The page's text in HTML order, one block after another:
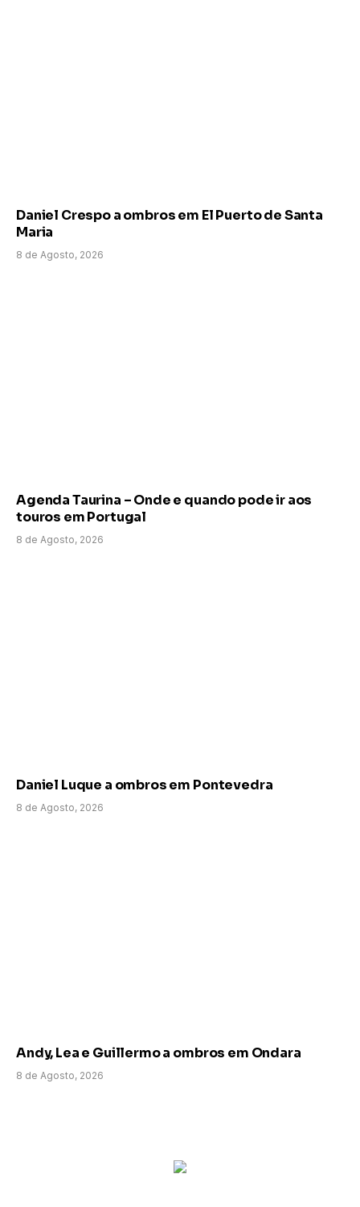
Daniel Crespo a ombros em El Puerto de Santa
Maria
8 de Agosto, 2026
Agenda Taurina – Onde e quando pode ir aos
touros em Portugal
8 de Agosto, 2026
Daniel Luque a ombros em Pontevedra
8 de Agosto, 2026
Andy, Lea e Guillermo a ombros em Ondara
8 de Agosto, 2026